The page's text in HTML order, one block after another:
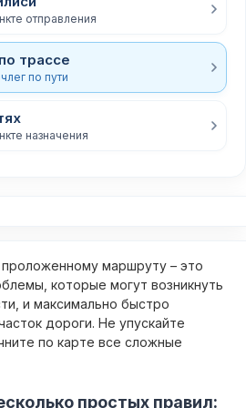
отправления
трассе
по пути
назначения
маршруту – это
которые могут возникнуть
и максимально быстро
дороги. Не упускайте
по карте все сложные
простых правил: